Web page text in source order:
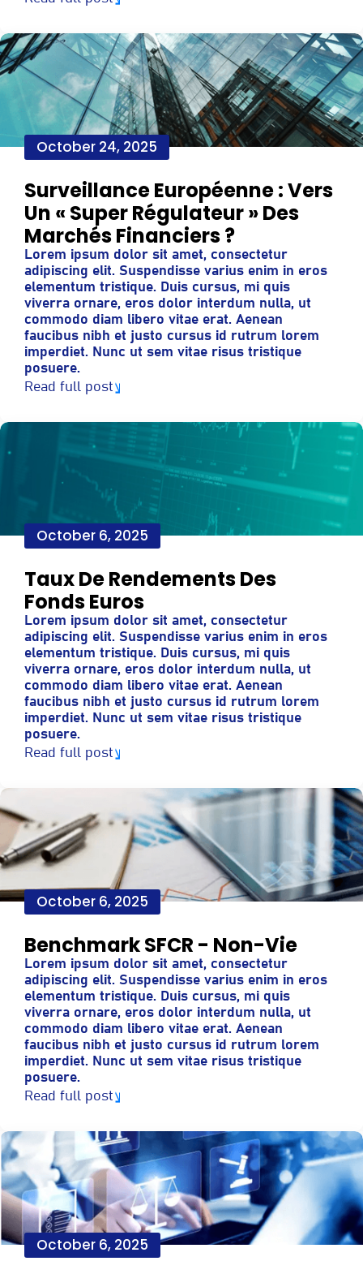
October 24, 2025
Surveillance Européenne : Vers
Un « Super Régulateur » Des
Marchés Financiers ?
Lorem ipsum dolor sit amet, consectetur
adipiscing elit. Suspendisse varius enim in eros
elementum tristique. Duis cursus, mi quis
viverra ornare, eros dolor interdum nulla, ut
commodo diam libero vitae erat. Aenean
faucibus nibh et justo cursus id rutrum lorem
imperdiet. Nunc ut sem vitae risus tristique
posuere.
Read full post
October 6, 2025
Taux De Rendements Des
Fonds Euros
Lorem ipsum dolor sit amet, consectetur
adipiscing elit. Suspendisse varius enim in eros
elementum tristique. Duis cursus, mi quis
viverra ornare, eros dolor interdum nulla, ut
commodo diam libero vitae erat. Aenean
faucibus nibh et justo cursus id rutrum lorem
imperdiet. Nunc ut sem vitae risus tristique
posuere.
Read full post
October 6, 2025
Benchmark SFCR - Non-Vie
Lorem ipsum dolor sit amet, consectetur
adipiscing elit. Suspendisse varius enim in eros
elementum tristique. Duis cursus, mi quis
viverra ornare, eros dolor interdum nulla, ut
commodo diam libero vitae erat. Aenean
faucibus nibh et justo cursus id rutrum lorem
imperdiet. Nunc ut sem vitae risus tristique
posuere.
Read full post
October 6, 2025